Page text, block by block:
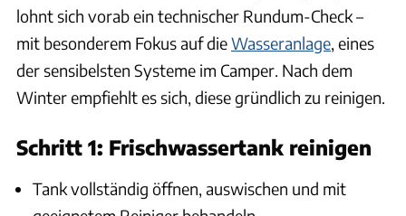
lohnt sich vorab ein technischer Rundum-Check –
mit besonderem Fokus auf dieWasseranlage, eines
der sensibelsten Systeme im Camper. Nach dem
Winter empfiehlt es sich, diese gründlich zu reinigen.
Schritt 1: Frischwassertank reinigen
Tank vollständig öffnen, auswischen und mit